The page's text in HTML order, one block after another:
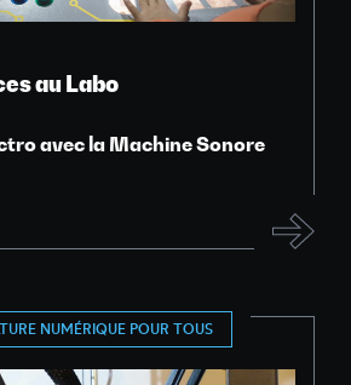
au Labo
avec la Machine Sonore
NUMÉRIQUE POUR TOUS